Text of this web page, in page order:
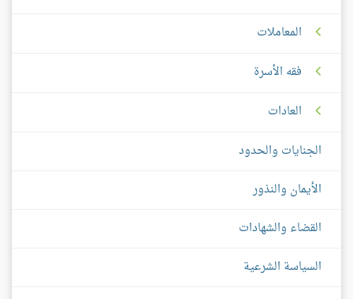
المعاملات
فقه الأسرة
العادات
الجنايات والحدود
الأيمان والنذور
القضاء والشهادات
السياسة الشرعية